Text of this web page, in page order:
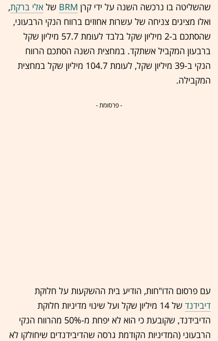
שהשליטה בו נרכשה השנה על ידי קרן BRM של אלי ברקת,
ואלו מציגים צניחה של עשרות אחוזים ברווח הנקי הרבעוני,
שהסתכם ב-2 מיליון שקל בלבד לעומת 57.7 מיליון שקל
ברבעון המקביל אשתקד. במחצית השנה הסתכם הרווח
הנקי ב-39 מיליון שקל, לעומת 104.7 מיליון שקל במחצית
המקבילה.
- פרסומת -
עם פרסום הדו"חות, הודיע בית ההשקעות על חלוקת
דיבידנד
של 14 מיליון שקל ועל שינוי מדיניות חלוקת
הדיבידנד, שקובעת כי הוא לא יפחת מ-50% מהרווח הנקי
הרבעוני (המדיניות הקודמת גרסה שהדיבידנדים שיחולקו לא